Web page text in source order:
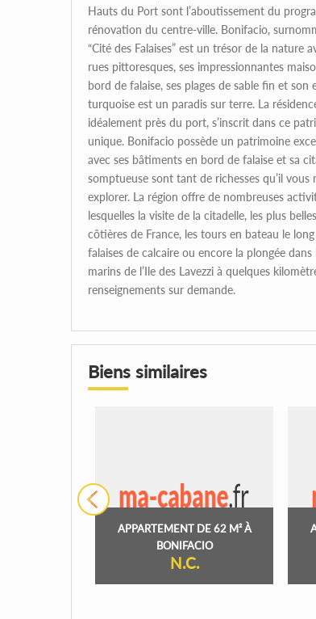
Hauts du Port sont l’aboutissement du
rénovation du centre-ville. Bonifacio,
“Cité des Falaises” est un trésor de la nature
rues pittoresques, ses impressionnantes
bord de falaise, ses plages de sable fin et son
turquoise est un paradis sur terre. La
idéalement près du port, s’inscrit dans ce
unique. Bonifacio possède un patrimoine
avec ses bâtiments en bord de falaise et sa
somptueuse sont tant de richesses qu’il vous
explorer. La région offre de nombreuses
lesquelles la visite de la citadelle, les plus
côtières de France, les tours en bateau le
falaises de calcaire ou encore la plongée dans
marins de l’Ile des Lavezzi à quelques
renseignements sur demande.
Biens similaires
APPARTEMENT DE 62 M² À
BONIFACIO
N.C.